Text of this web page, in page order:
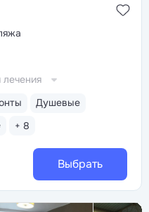
Душевые
+ 8
Выбрать